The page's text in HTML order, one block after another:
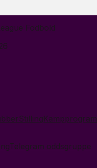
StillingKampprogram
Telegram oddsgruppe